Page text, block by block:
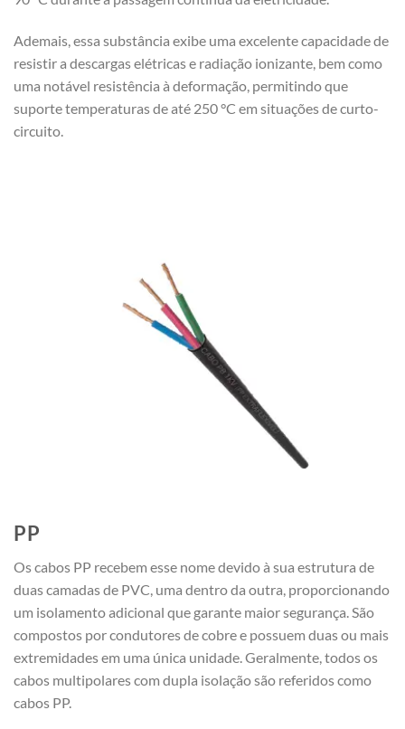
Ademais, essa substância exibe uma excelente capacidade de
resistir a descargas elétricas e radiação ionizante, bem como
uma notável resistência à deformação, permitindo que
suporte temperaturas de até 250 °C em situações de curto-
circuito.
PP
Os cabos PP recebem esse nome devido à sua estrutura de
duas camadas de PVC, uma dentro da outra, proporcionando
um isolamento adicional que garante maior segurança. São
compostos por condutores de cobre e possuem duas ou mais
extremidades em uma única unidade. Geralmente, todos os
cabos multipolares com dupla isolação são referidos como
cabos PP.